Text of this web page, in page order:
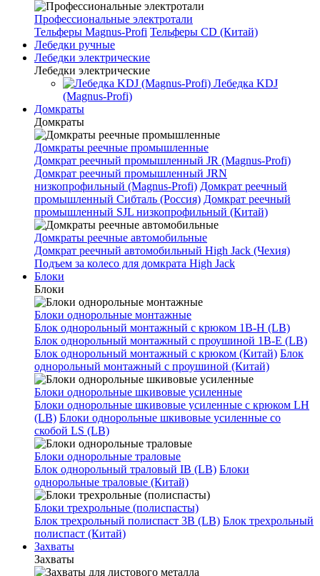
Профессиональные электротали
Тельферы Magnus-Profi Тельферы CD (Китай)
Лебедки ручные
Лебедки электрические
Лебедки электрические
Лебедка KDJ
(Magnus-Profi)
Домкраты
Домкраты
Домкраты реечные промышленные
Домкрат реечный промышленный JR (Magnus-Profi)
Домкрат реечный промышленный JRN
низкопрофильный (Magnus-Profi) Домкрат реечный
промышленный Сибталь (Россия) Домкрат реечный
промышленный SJL низкопрофильный (Китай)
Домкраты реечные автомобильные
Домкрат реечный автомобильный High Jack (Чехия)
Подъем за колесо для домкрата High Jack
Блоки
Блоки
Блоки однорольные монтажные
Блок однорольный монтажный с крюком 1B-H (LB)
Блок однорольный монтажный с проушиной 1B-E (LB)
Блок однорольный монтажный с крюком (Китай) Блок
однорольный монтажный с проушиной (Китай)
Блоки однорольные шкивовые усиленные
Блоки однорольные шкивовые усиленные с крюком LH
(LB) Блоки однорольные шкивовые усиленные со
скобой LS (LB)
Блоки однорольные траловые
Блок однорольный траловый IB (LB) Блоки
однорольные траловые (Китай)
Блоки трехрольные (полиспасты)
Блок трехрольный полиспаст 3B (LB) Блок трехрольный
полиспаст (Китай)
Захваты
Захваты